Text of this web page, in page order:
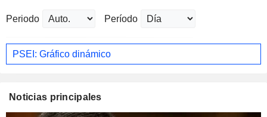
Periodo Período
PSEI: Gráfico dinámico
Noticias principales